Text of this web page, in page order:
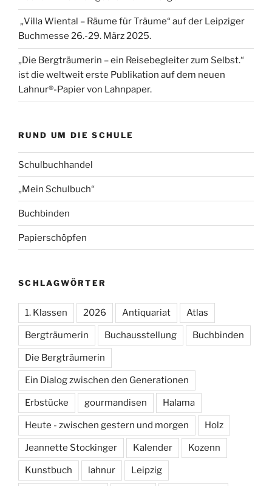
„Villa Wiental – Räume für Träume“ auf der Leipziger
Buchmesse 26.-29. März 2025.
„Die Bergträumerin – ein Reisebegleiter zum Selbst.“
ist die weltweit erste Publikation auf dem neuen
Lahnur®-Papier von Lahnpaper.
RUND UM DIE SCHULE
Schulbuchhandel
„Mein Schulbuch“
Buchbinden
Papierschöpfen
SCHLAGWÖRTER
1. Klassen 2026 Antiquariat Atlas
Bergträumerin Buchausstellung Buchbinden
Die Bergträumerin
Ein Dialog zwischen den Generationen
Erbstücke gourmandisen Halama
Heute - zwischen gestern und morgen Holz
Jeannette Stockinger Kalender Kozenn
Kunstbuch lahnur Leipzig